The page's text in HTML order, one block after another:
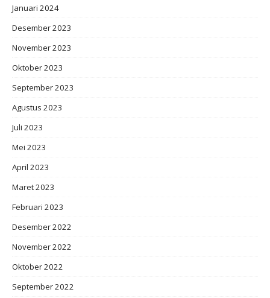
Januari 2024
Desember 2023
November 2023
Oktober 2023
September 2023
Agustus 2023
Juli 2023
Mei 2023
April 2023
Maret 2023
Februari 2023
Desember 2022
November 2022
Oktober 2022
September 2022